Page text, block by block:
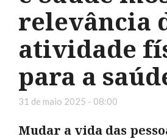
relevância
atividade
para a
31 de maio 2025 - 08:00
Mudar a vida das